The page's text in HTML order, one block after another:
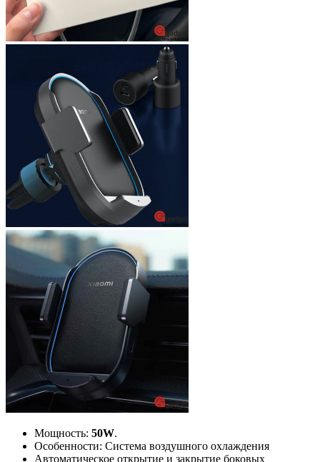
Мощность: 50W.
Особенности: Система воздушного охлаждения
Автоматическое открытие и закрытие боковых